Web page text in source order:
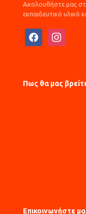
Ακολουθήστε μας
εκπαιδευτικό υλικό
facebookinstagram
Πως θα μας
Επικοινωνήστε